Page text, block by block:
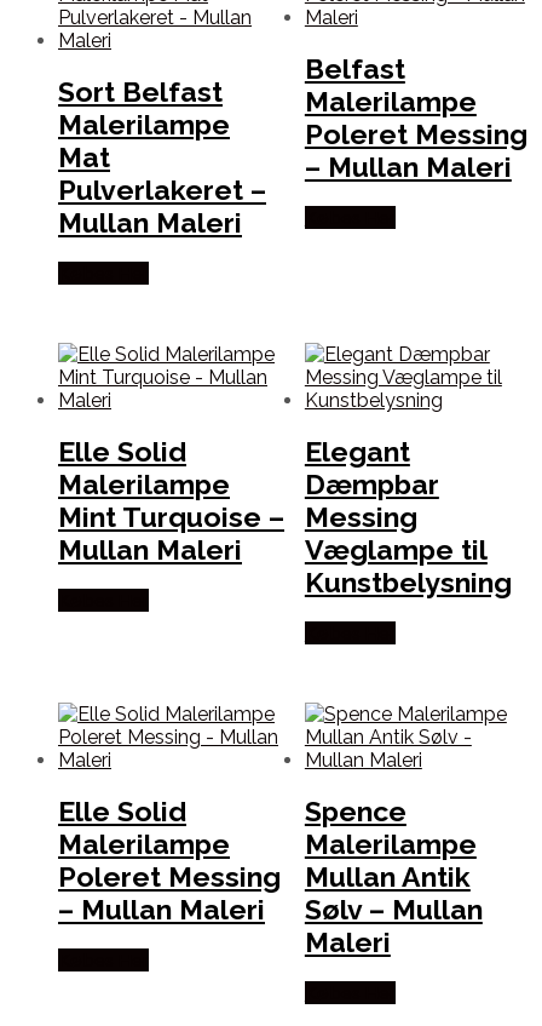
Sort Belfast
Malerilampe
Mat
Pulverlakeret –
Mullan Maleri
Belfast
Malerilampe
Poleret Messing
– Mullan Maleri
Elle Solid
Malerilampe
Mint Turquoise –
Mullan Maleri
Elegant
Dæmpbar
Messing
Væglampe til
Kunstbelysning
Elle Solid
Malerilampe
Poleret Messing
– Mullan Maleri
Spence
Malerilampe
Mullan Antik
Sølv – Mullan
Maleri